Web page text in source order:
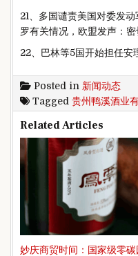
21、多国谴责美国对委发
罗有关情况，欧盟发声：
22、巴林等5国开始担任安
Posted in 新闻动态
Tagged 贵州鸭溪酒业
Related Articles
妙庆商贸时间：国家级零碳